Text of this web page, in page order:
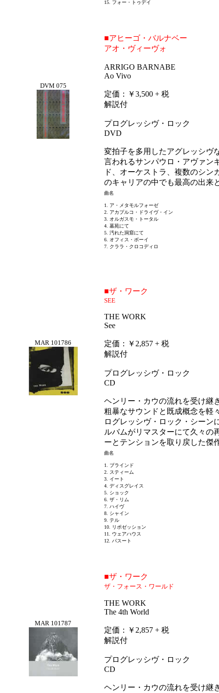
15. フォー・トゥデイ
DVM 075
■アヒーゴ・バルナベー
アオ・ヴィーヴォ
ARRIGO BARNABE
Ao Vivo
定価：￥3,500 + 税
解説付
プログレッシヴ・ロック
DVD
変拍子を多用したアグレッシヴ
言われるサンパウロ・アヴァン
ド、オーケストラ、複数のシン
のキャリアの中でも最高の出来
曲名
1. ア・メタモルフォーゼ
2. アカプルコ・ドライヴ・イン
3. オルガスモ・トータル
4. 墓苑にて
5. 汚れた洞窟にて
6. オフィス・ボーイ
7. クララ・クロコディロ
MAR 101786
■ザ・ワーク
SEE
THE WORK
See
定価：￥2,857 + 税
解説付
プログレッシヴ・ロック
CD
ヘンリー・カウの流れを受け継
粗暴なサウンドと既成概念を軽
ログレッシヴ・ロック・シーン
ルバムがリマスターにて久々の
ーとテンションを取り戻した傑
曲名
1. ブラインド
2. スティーム
3. イート
4. ディスグレイス
5. ショック
6. ザ・リム
7. ハイヴ
8. シャイン
9. テル
10. リポゼッション
11. ウェアハウス
12. パスート
MAR 101787
■ザ・ワーク
ザ・フォース・ワールド
THE WORK
The 4th World
定価：￥2,857 + 税
解説付
プログレッシヴ・ロック
CD
ヘンリー・カウの流れを受け継